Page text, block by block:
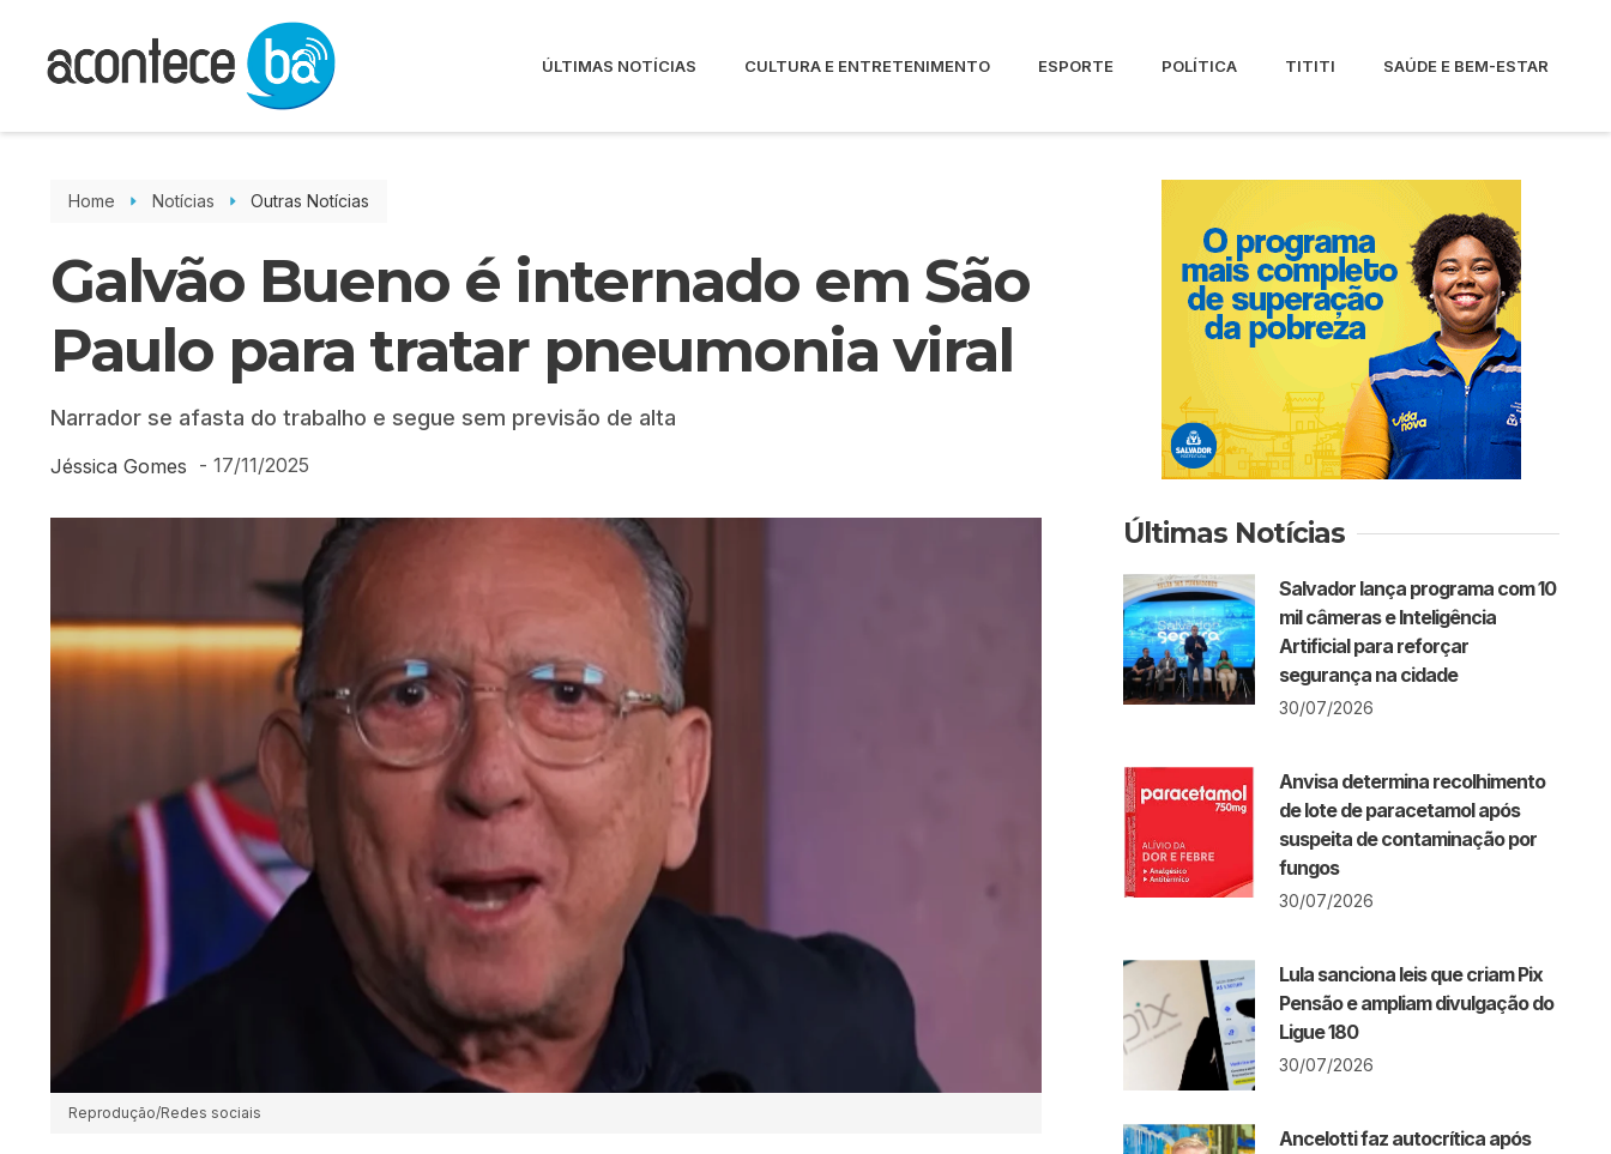
ÚLTIMAS NOTÍCIAS CULTURA E ENTRETENIMENTO ESPORTE POLÍTICA TITITI SAÚDE E BEM-ESTAR
Home Notícias Outras Notícias
Galvão Bueno é internado em São
Paulo para tratar pneumonia viral
Narrador se afasta do trabalho e segue sem previsão de alta
Jéssica Gomes - 17/11/2025
Reprodução/Redes sociais
Últimas Notícias
Salvador lança programa com 10
mil câmeras e Inteligência
Artificial para reforçar
segurança na cidade
30/07/2026
Anvisa determina recolhimento
de lote de paracetamol após
suspeita de contaminação por
fungos
30/07/2026
Lula sanciona leis que criam Pix
Pensão e ampliam divulgação do
Ligue 180
30/07/2026
Ancelotti faz autocrítica após